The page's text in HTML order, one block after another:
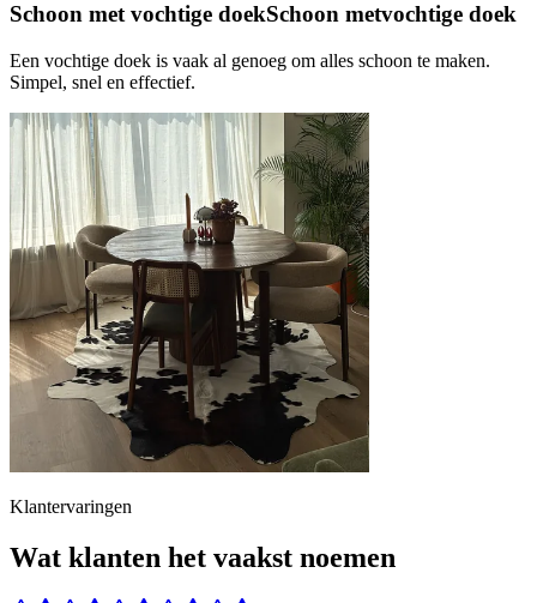
Schoon met vochtige doekSchoon metvochtige doek
Een vochtige doek is vaak al genoeg om alles schoon te maken.
Simpel, snel en effectief.
Klantervaringen
Wat klanten het vaakst noemen